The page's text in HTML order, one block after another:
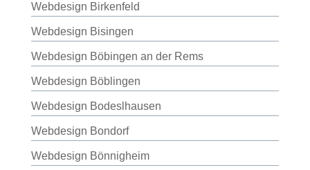
Webdesign Birkenfeld
Webdesign Bisingen
Webdesign Böbingen an der Rems
Webdesign Böblingen
Webdesign Bodeslhausen
Webdesign Bondorf
Webdesign Bönnigheim